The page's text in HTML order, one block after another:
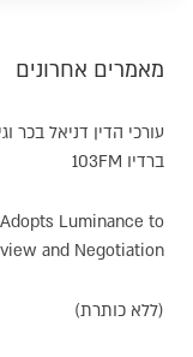
מאמרים אחרונים
עורכי הדין דניאל בכר
ברדיו 103FM
Adopts Luminance to
and Negotiation
(ללא כותרת)